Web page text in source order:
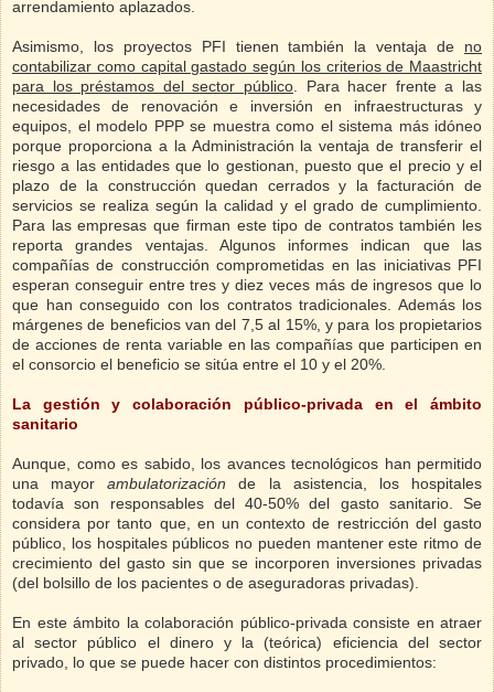
arrendamiento aplazados.
Asimismo, los proyectos PFI tienen también la ventaja de no
contabilizar como capital gastado según los criterios de Maastricht
para los préstamos del sector público. Para hacer frente a las
necesidades de renovación e inversión en infraestructuras y
equipos, el modelo PPP se muestra como el sistema más idóneo
porque proporciona a la Administración la ventaja de transferir el
riesgo a las entidades que lo gestionan, puesto que el precio y el
plazo de la construcción quedan cerrados y la facturación de
servicios se realiza según la calidad y el grado de cumplimiento.
Para las empresas que firman este tipo de contratos también les
reporta grandes ventajas. Algunos informes indican que las
compañías de construcción comprometidas en las iniciativas PFI
esperan conseguir entre tres y diez veces más de ingresos que lo
que han conseguido con los contratos tradicionales. Además los
márgenes de beneficios van del 7,5 al 15%, y para los propietarios
de acciones de renta variable en las compañías que participen en
el consorcio el beneficio se sitúa entre el 10 y el 20%.
La gestión y colaboración público-privada en el ámbito
sanitario
Aunque, como es sabido, los avances tecnológicos han permitido
una mayorambulatorización de la asistencia, los hospitales
todavía son responsables del 40-50% del gasto sanitario. Se
considera por tanto que, en un contexto de restricción del gasto
público, los hospitales públicos no pueden mantener este ritmo de
crecimiento del gasto sin que se incorporen inversiones privadas
(del bolsillo de los pacientes o de aseguradoras privadas).
En este ámbito la colaboración público-privada consiste en atraer
al sector público el dinero y la (teórica) eficiencia del sector
privado, lo que se puede hacer con distintos procedimientos: